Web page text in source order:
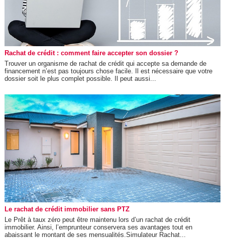
Rachat de crédit : comment faire accepter son dossier ?
Trouver un organisme de rachat de crédit qui accepte sa demande de
financement n’est pas toujours chose facile. Il est nécessaire que votre
dossier soit le plus complet possible. Il peut aussi...
Le rachat de crédit immobilier sans PTZ
Le Prêt à taux zéro peut être maintenu lors d’un rachat de crédit
immobilier. Ainsi, l’emprunteur conservera ses avantages tout en
abaissant le montant de ses mensualités.Simulateur Rachat...